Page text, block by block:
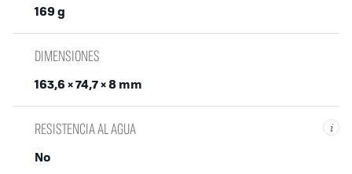
169 g
DIMENSIONES
163,6 × 74,7 × 8 mm
i
RESISTENCIA AL AGUA
No